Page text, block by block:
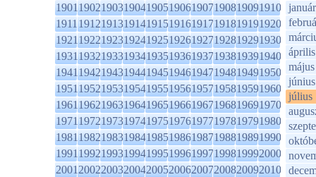
1901190219031904190519061907190819091910
1911191219131914191519161917191819191920
1921192219231924192519261927192819291930
1931193219331934193519361937193819391940
1941194219431944194519461947194819491950
1951195219531954195519561957195819591960
1961196219631964196519661967196819691970
1971197219731974197519761977197819791980
1981198219831984198519861987198819891990
1991199219931994199519961997199819992000
2001200220032004200520062007200820092010
január
április
május
június
július